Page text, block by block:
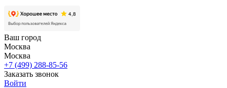
Ваш город
Москва
Москва
+7 (499) 288-85-56
Заказать звонок
Войти